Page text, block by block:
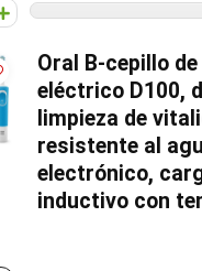
Oral B-cepillo
eléctrico D100,
limpieza de
resistente al
electrónico,
inductivo con